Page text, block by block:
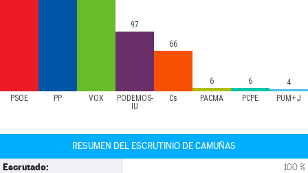
PSOE PP VOX
PODEMOS-
IU
Cs PACMA PCPE PUM+J
97
66
6 6 4
RESUMEN DEL ESCRUTINIO DE CAMUÑAS
Escrutado: 100 %